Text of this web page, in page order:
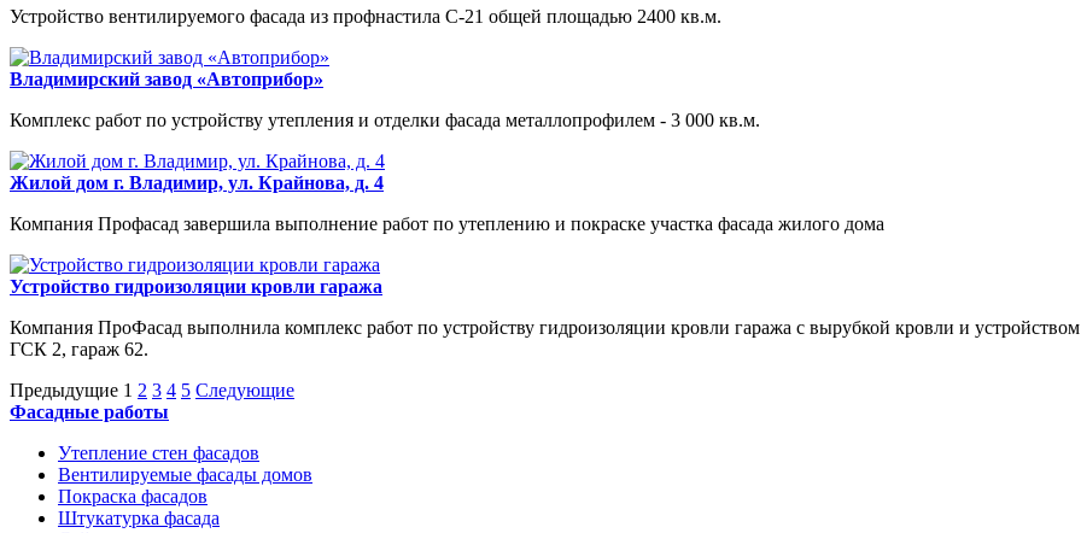
Устройство вентилируемого фасада из профнастила С-21 общей площадью 2400 кв.м.
Владимирский завод «Автоприбор»
Комплекс работ по устройству утепления и отделки фасада металлопрофилем - 3 000 кв.м.
Жилой дом г. Владимир, ул. Крайнова, д. 4
Компания Профасад завершила выполнение работ по утеплению и покраске участка фасада жилого дома
Устройство гидроизоляции кровли гаража
Компания ПроФасад выполнила комплекс работ по устройству гидроизоляции кровли гаража с вырубкой кровли и
ГСК 2, гараж 62.
Предыдущие 1 2 3 4 5 Следующие
Фасадные работы
Утепление стен фасадов
Вентилируемые фасады домов
Покраска фасадов
Штукатурка фасада